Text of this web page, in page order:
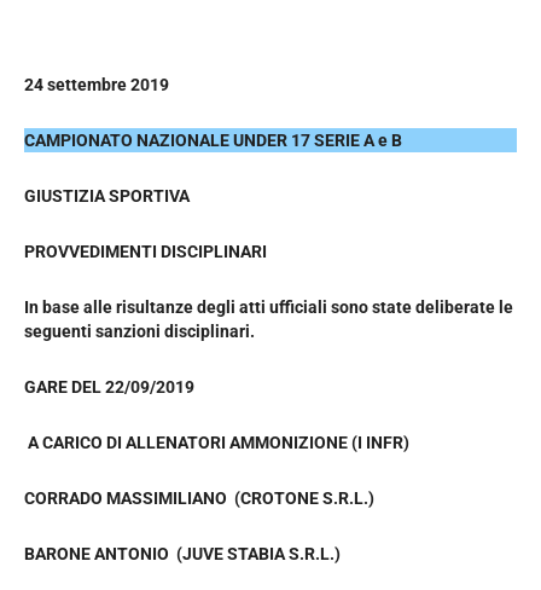
24 settembre 2019
CAMPIONATO NAZIONALE UNDER 17 SERIE A e B
GIUSTIZIA SPORTIVA
PROVVEDIMENTI DISCIPLINARI
In base alle risultanze degli atti ufficiali sono state deliberate le
seguenti sanzioni disciplinari.
GARE DEL 22/09/2019
A CARICO DI ALLENATORI AMMONIZIONE (I INFR)
CORRADO MASSIMILIANO (CROTONE S.R.L.)
BARONE ANTONIO (JUVE STABIA S.R.L.)